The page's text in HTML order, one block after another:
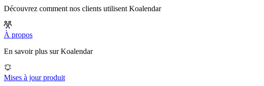
Découvrez comment nos clients utilisent Koalendar
À propos
En savoir plus sur Koalendar
Mises à jour produit